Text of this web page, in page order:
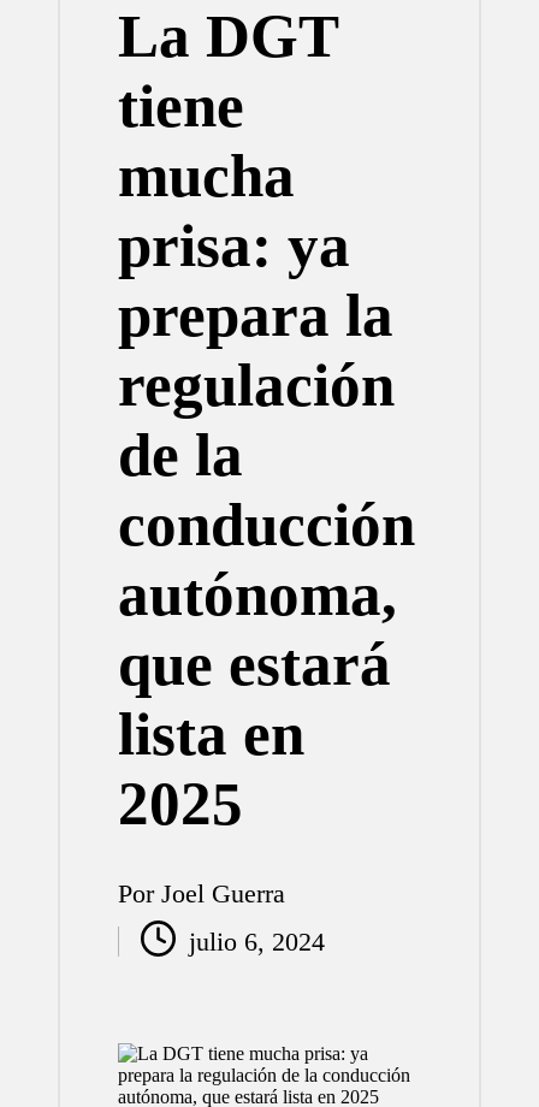
La DGT
tiene
mucha
prisa: ya
prepara la
regulación
de la
conducción
autónoma,
que estará
lista en
2025
Publicado
por
Por Joel Guerra
julio 6, 2024